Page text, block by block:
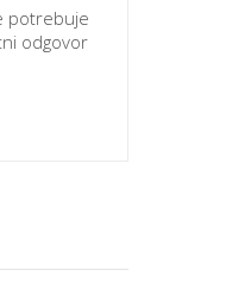
potrebuje
odgovor